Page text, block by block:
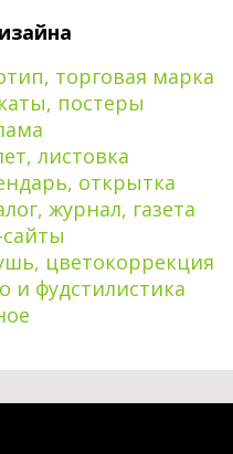
торговая марка
постеры
листовка
открытка
журнал, газета
цветокоррекция
и фудстилистика